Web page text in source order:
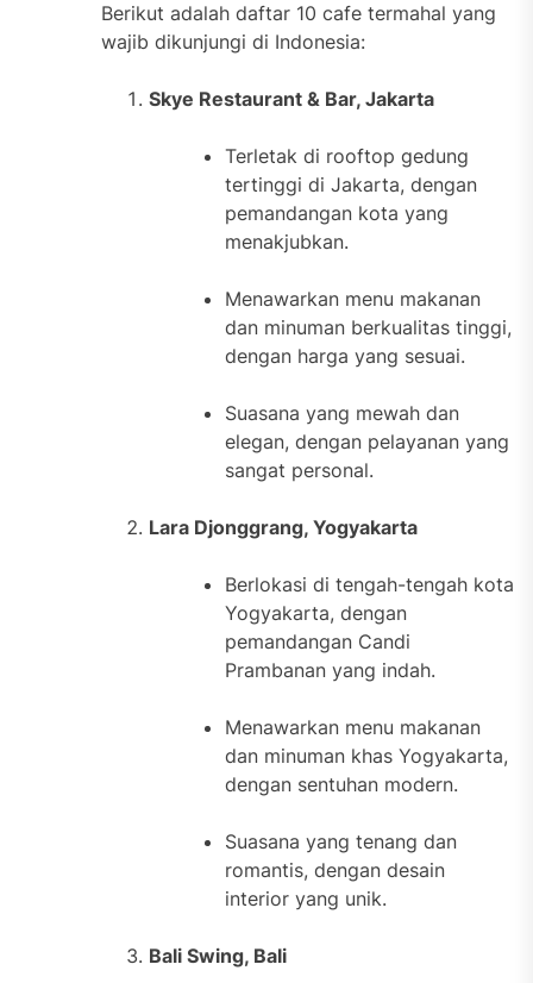
Berikut adalah daftar 10 cafe termahal yang
wajib dikunjungi di Indonesia:
Skye Restaurant & Bar, Jakarta
Terletak di rooftop gedung
tertinggi di Jakarta, dengan
pemandangan kota yang
menakjubkan.
Menawarkan menu makanan
dan minuman berkualitas tinggi,
dengan harga yang sesuai.
Suasana yang mewah dan
elegan, dengan pelayanan yang
sangat personal.
Lara Djonggrang, Yogyakarta
Berlokasi di tengah-tengah kota
Yogyakarta, dengan
pemandangan Candi
Prambanan yang indah.
Menawarkan menu makanan
dan minuman khas Yogyakarta,
dengan sentuhan modern.
Suasana yang tenang dan
romantis, dengan desain
interior yang unik.
Bali Swing, Bali